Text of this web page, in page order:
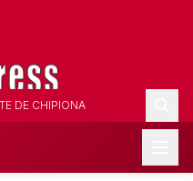
DE CHIPIONA